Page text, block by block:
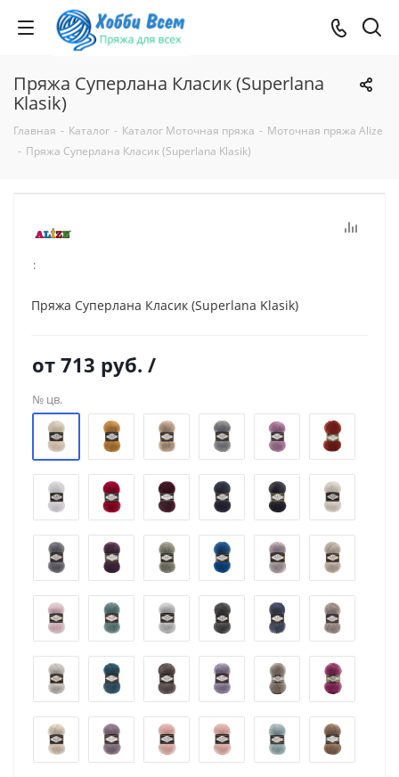
Пряжа Суперлана Класик (Superlana
Klasik)
Главная - Каталог - Каталог Моточная пряжа - Моточная пряжа Alize
- Пряжа Суперлана Класик (Superlana Klasik)
:
Пряжа Суперлана Класик (Superlana Klasik)
от 713 руб. /
№ цв.